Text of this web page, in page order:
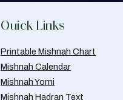
Quick Links
Printable Mishnah Chart
Mishnah Calendar
Mishnah Yomi
Mishnah Hadran Text